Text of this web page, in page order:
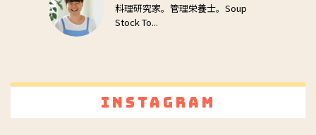
料理研究家。管理栄養士。Soup
Stock To...
Instagram